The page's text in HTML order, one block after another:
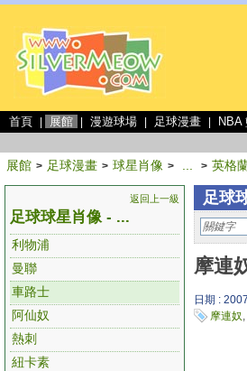
首頁 展館 漫遊球場 足球漫畫 NBA
展館 > 足球漫畫 > 球星肖像 > > 英格
返回上一級
足球球星肖像 - ...
利物浦
曼聯
車路士
阿仙奴
熱刺
紐卡素
足球
摩連
日期 :
摩連奴,